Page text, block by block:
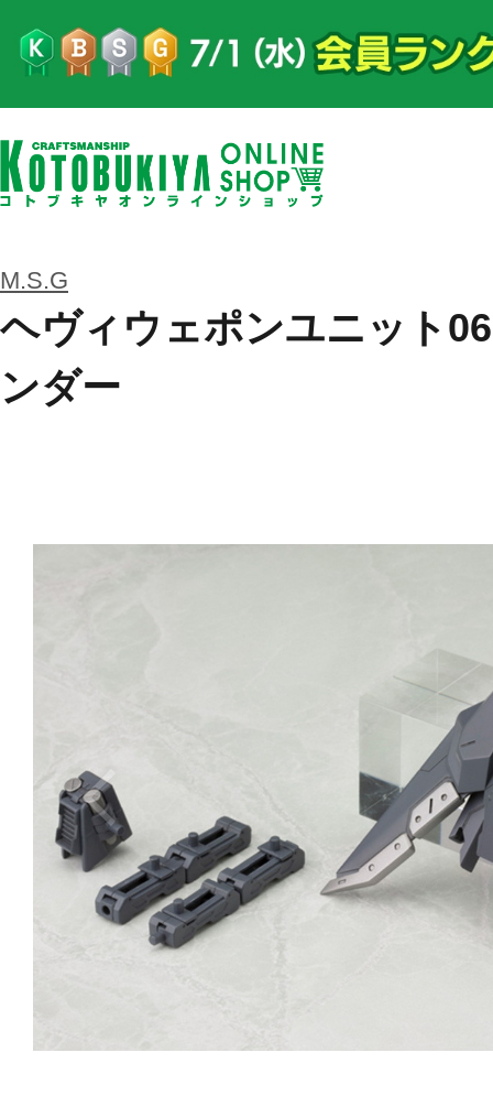
M.S.G
ヘヴィウェポンユニット
ンダー